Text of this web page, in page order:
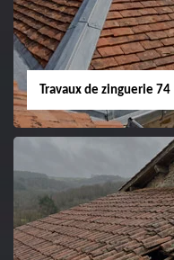
Travaux de zinguerie 74